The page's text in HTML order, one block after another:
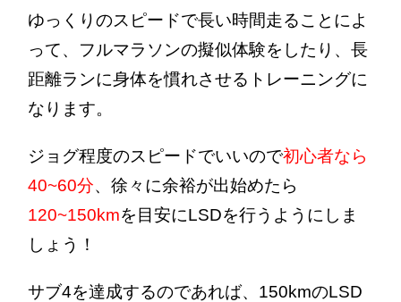
ゆっくりのスピードで長い時間走ることによ
って、フルマラソンの擬似体験をしたり、長
距離ランに身体を慣れさせるトレーニングに
なります。
ジョグ程度のスピードでいいので初心者なら
40~60分、徐々に余裕が出始めたら
120~150kmを目安にLSDを行うようにしま
しょう！
サブ4を達成するのであれば、150kmのLSD